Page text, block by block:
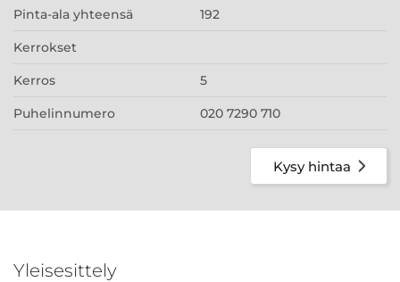
Pinta-ala yhteensä 192
Kerrokset
Kerros 5
Puhelinnumero 020 7290 710
Kysy hintaa
Yleisesittely